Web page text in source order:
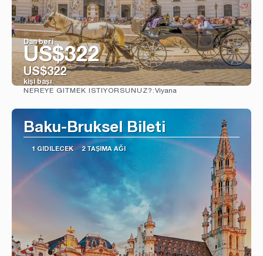
Dan beri
US$322
US$322
kişi başı
NEREYE GITMEK ISTIYORSUNUZ?:Viyana
Baku-Bruksel Bileti
1 GIDILECEK 2 TAŞIMA AĞI